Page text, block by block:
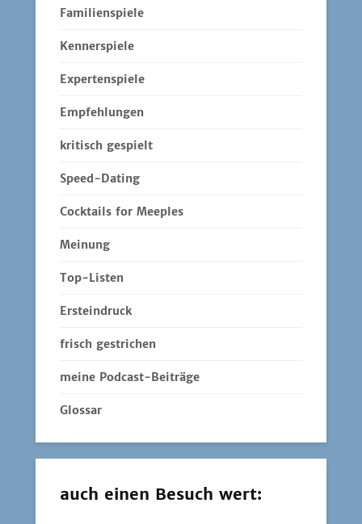
Familienspiele
Kennerspiele
Expertenspiele
Empfehlungen
kritisch gespielt
Speed-Dating
Cocktails for Meeples
Meinung
Top-Listen
Ersteindruck
frisch gestrichen
meine Podcast-Beiträge
Glossar
auch einen Besuch wert: